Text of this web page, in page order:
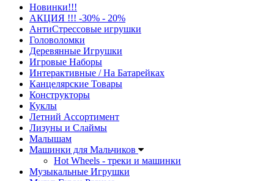
Новинки!!!
АКЦИЯ !!! -30% - 20%
АнтиСтрессовые игрушки
Головоломки
Деревянные Игрушки
Игровые Наборы
Интерактивные / На Батарейках
Канцелярские Товары
Конструкторы
Куклы
Летний Ассортимент
Лизуны и Слаймы
Малышам
Машинки для Мальчиков
Hot Wheels - треки и машинки
Музыкальные Игрушки